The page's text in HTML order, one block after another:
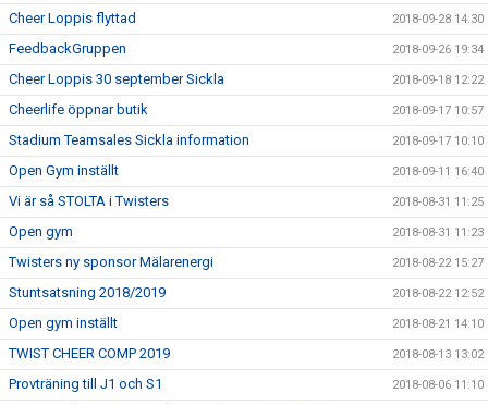
Cheer Loppis flyttad 2018-09-28 14:30
FeedbackGruppen 2018-09-26 19:34
Cheer Loppis 30 september Sickla 2018-09-18 12:22
Cheerlife öppnar butik 2018-09-17 10:57
Stadium Teamsales Sickla information 2018-09-17 10:10
Open Gym inställt 2018-09-11 16:40
Vi är så STOLTA i Twisters 2018-08-31 11:25
Open gym 2018-08-31 11:23
Twisters ny sponsor Mälarenergi 2018-08-22 15:27
Stuntsatsning 2018/2019 2018-08-22 12:52
Open gym inställt 2018-08-21 14:10
TWIST CHEER COMP 2019 2018-08-13 13:02
Provträning till J1 och S1 2018-08-06 11:10